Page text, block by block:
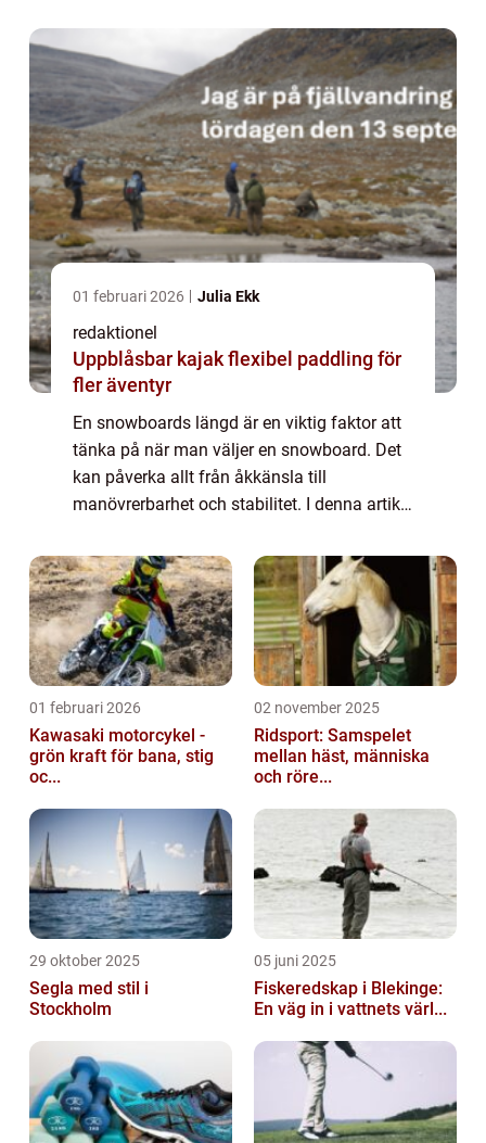
01 februari 2026 Julia Ekk
redaktionel
Uppblåsbar kajak flexibel paddling för
fler äventyr
En snowboards längd är en viktig faktor att
tänka på när man väljer en snowboard. Det
kan påverka allt från åkkänsla till
manövrerbarhet och stabilitet. I denna artikel
snowboard bör vara och varför detta är
viktigt...
01 februari 2026
Kawasaki motorcykel -
grön kraft för bana, stig
oc...
02 november 2025
Ridsport: Samspelet
mellan häst, människa
och röre...
29 oktober 2025
Segla med stil i
Stockholm
05 juni 2025
Fiskeredskap i Blekinge:
En väg in i vattnets värl...